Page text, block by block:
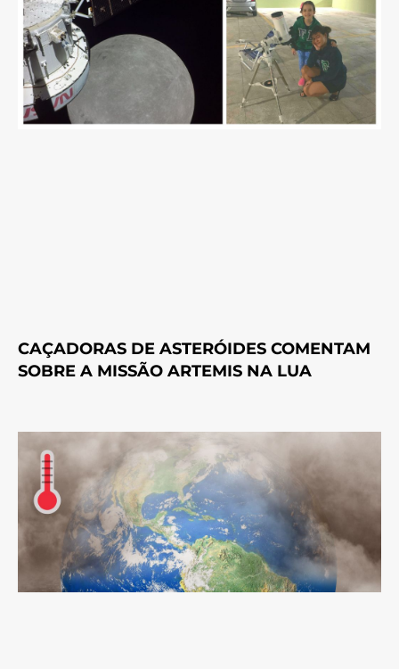
CAÇADORAS DE ASTERÓIDES COMENTAM
SOBRE A MISSÃO ARTEMIS NA LUA